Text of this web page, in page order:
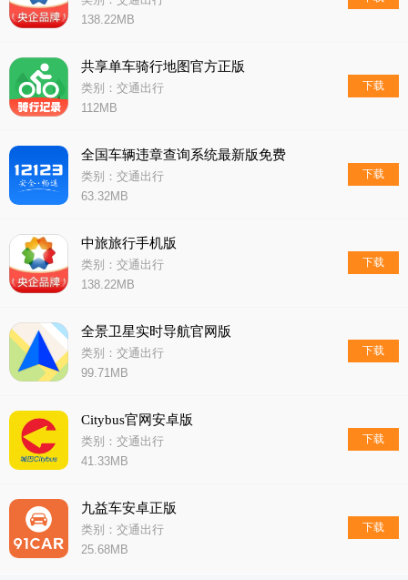
138.22MB
共享单车骑行地图官方正版
类别：交通出行
112MB
下载
全国车辆违章查询系统最新版免费
类别：交通出行
63.32MB
下载
中旅旅行手机版
类别：交通出行
138.22MB
下载
全景卫星实时导航官网版
类别：交通出行
99.71MB
下载
Citybus官网安卓版
类别：交通出行
41.33MB
下载
九益车安卓正版
类别：交通出行
25.68MB
下载